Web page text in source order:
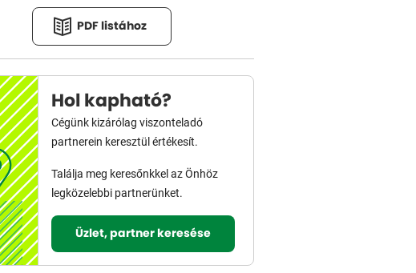
PDF listához
Hol kapható?
Cégünk kizárólag viszonteladó
partnerein keresztül értékesít.
Találja meg keresőnkkel az Önhöz
legközelebbi partnerünket.
Üzlet, partner keresése